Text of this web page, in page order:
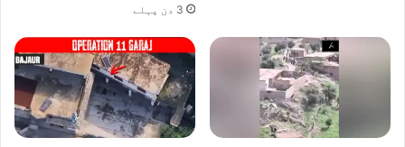
ا
3 دن پہلے